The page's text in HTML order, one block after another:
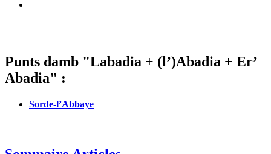
Punts damb "Labadia + (l’)Abadia + Er’
Abadia" :
Sorde-l’Abbaye